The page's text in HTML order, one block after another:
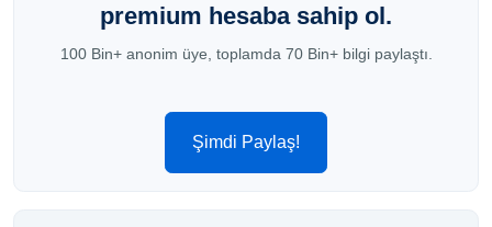
premium hesaba sahip ol.
100 Bin+ anonim üye, toplamda 70 Bin+ bilgi paylaştı.
Şimdi Paylaş!